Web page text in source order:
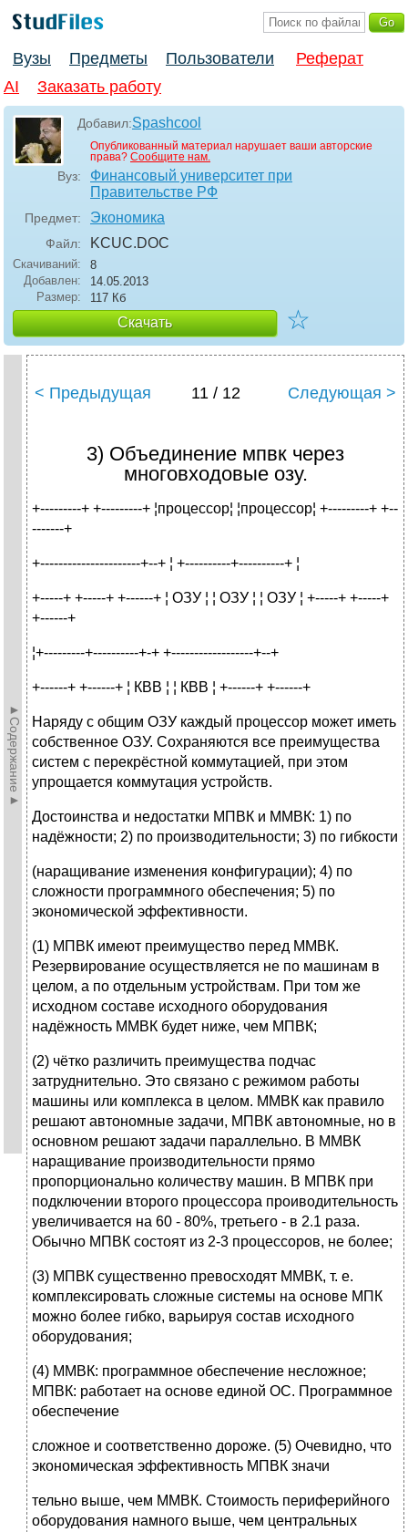
Вузы Предметы Пользователи
Реферат
AI
Заказать работу
Добавил:Spashcool
Опубликованный материал нарушает ваши авторские
права? Сообщите нам.
Вуз:
Финансовый университет при
Правительстве РФ
Предмет: Экономика
Файл: KCUC.DOC
Скачиваний:
8
Добавлен:
14.05.2013
Размер:
117 Кб
Скачать ☆
►Содержание►
< Предыдущая 11 / 12 Следующая >
3) Объединение мпвк через
многовходовые озу.
+---------+ +---------+ ¦пpоцессоp¦ ¦пpоцессоp¦ +---------+ +--
-------+
+----------------------+--+ ¦ +----------+----------+ ¦
+-----+ +-----+ +------+ ¦ ОЗУ ¦ ¦ ОЗУ ¦ ¦ ОЗУ ¦ +-----+ +-----+
+------+
¦+---------+----------+-+ +------------------+--+
+------+ +------+ ¦ КВВ ¦ ¦ КВВ ¦ +------+ +------+
Наряду с общим ОЗУ каждый процессор может иметь
собственное ОЗУ. Сохраняются все преимущества
систем с перекрёстной коммутацией, при этом
упрощается коммутация устройств.
Достоинства и недостатки МПВК и ММВК: 1) по
надёжности; 2) по производительности; 3) по гибкости
(наращивание изменения конфигурации); 4) по
сложности программного обеспечения; 5) по
экономической эффективности.
(1) МПВК имеют преимущество перед ММВК.
Резервирование осуществляется не по машинам в
целом, а по отдельным устройствам. При том же
исходном составе исходного оборудования
надёжность ММВК будет ниже, чем МПВК;
(2) чётко различить преимущества подчас
затруднительно. Это связано с режимом работы
машины или комплекса в целом. ММВК как правило
решают автономные задачи, МПВК автономные, но в
основном решают задачи параллельно. В ММВК
наращивание производительности прямо
пропорционально количеству машин. В МПВК при
подключении второго процессора проиводительность
увеличивается на 60 - 80%, третьего - в 2.1 раза.
Обычно МПВК состоят из 2-3 процессоров, не более;
(3) МПВК существенно превосходят ММВК, т. е.
комплексировать сложные системы на основе МПК
можно более гибко, варьируя состав исходного
оборудования;
(4) ММВК: программное обеспечение несложное;
МПВК: работает на основе единой ОС. Программное
обеспечение
сложное и соответственно дороже. (5) Очевидно, что
экономическая эффективность МПВК значи
тельно выше, чем ММВК. Стоимость периферийного
оборудования намного выше, чем центральных